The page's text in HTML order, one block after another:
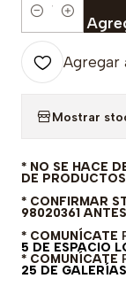
Cantidad
Agregar
Mostrar
* NO SE HACE
DE
* CONFIRMAR
98020361
* COMUNÍCATE
5 DE ESPACIO
* COMUNÍCATE
25 DE